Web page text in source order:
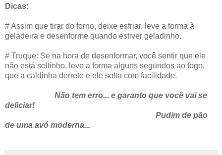
Dicas:
# Assim que tirar do forno, deixe esfriar, leve a forma à
geladeira e desenforme quando estiver geladinho.
# Truque: Se na hora de desenformar, você sentir que ele
não está soltinho, leve a forma alguns segundos ao fogo,
que a caldinha derrete e ele solta com facilidade.
Não tem erro... e garanto que você vai se
deliciar!
Pudim de pão
de uma avó moderna...